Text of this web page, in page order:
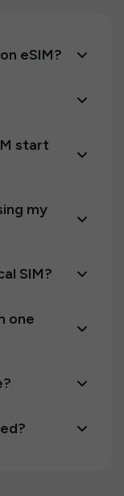
eSIM?
start
my
SIM?
one